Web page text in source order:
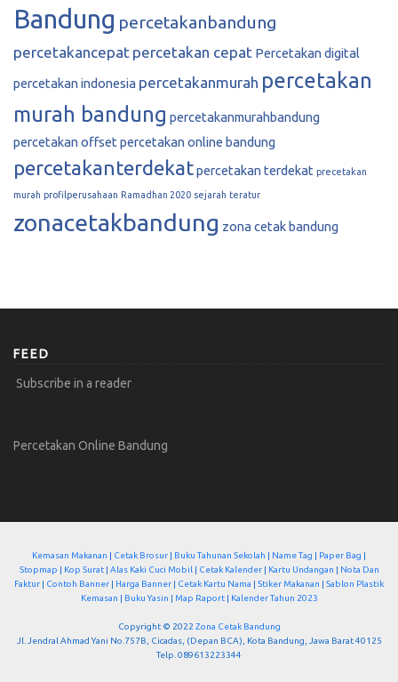
Bandung percetakanbandung
percetakancepat percetakan cepat Percetakan digital
percetakan indonesia percetakanmurah percetakan
murah bandung percetakanmurahbandung
percetakan offset percetakan online bandung
percetakanterdekatpercetakan terdekat precetakan
murah profilperusahaan Ramadhan 2020 sejarah teratur
zonacetakbandung zona cetak bandung
FEED
Subscribe in a reader
Percetakan Online Bandung
Kemasan Makanan | Cetak Brosur | Buku Tahunan Sekolah | Name Tag | Paper Bag |
Stopmap | Kop Surat| Alas Kaki Cuci Mobil | Cetak Kalender| Kartu Undangan | Nota Dan
Faktur | Contoh Banner | Harga Banner | Cetak Kartu Nama | Stiker Makanan | Sablon Plastik
Kemasan | Buku Yasin | Map Raport| Kalender Tahun 2023
Copyright © 2022 Zona Cetak Bandung
Jl. Jendral Ahmad Yani No.757B, Cicadas, (Depan BCA), Kota Bandung, Jawa Barat 40125
Telp. 089613223344